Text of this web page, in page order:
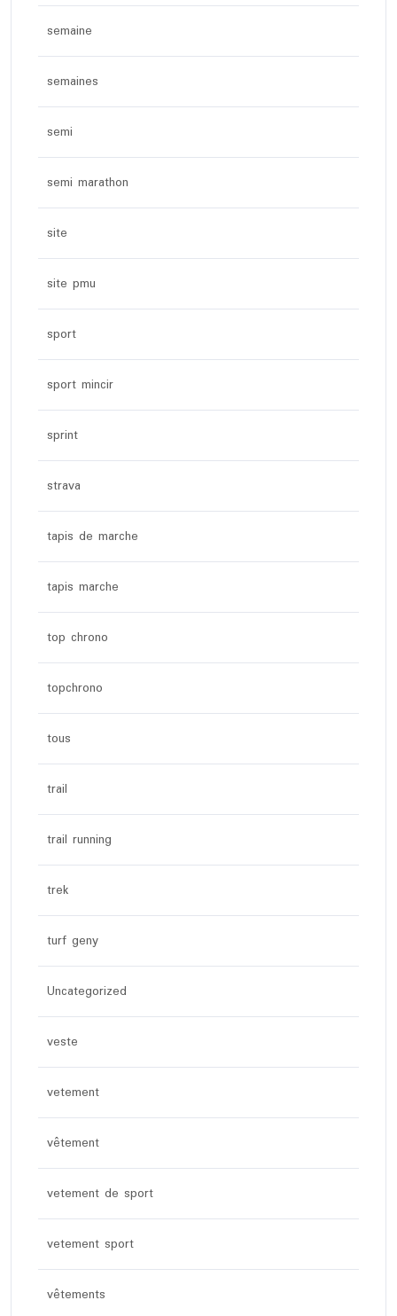
semaine
semaines
semi
semi marathon
site
site pmu
sport
sport mincir
sprint
strava
tapis de marche
tapis marche
top chrono
topchrono
tous
trail
trail running
trek
turf geny
Uncategorized
veste
vetement
vêtement
vetement de sport
vetement sport
vêtements